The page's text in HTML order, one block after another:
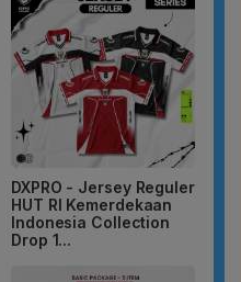
DXPRO - Jersey Reguler
HUT RI Kemerdekaan
Indonesia Collection
Drop 1...